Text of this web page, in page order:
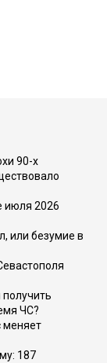
90-х
июля 2026
или безумие в
ЧС?
меняет
187